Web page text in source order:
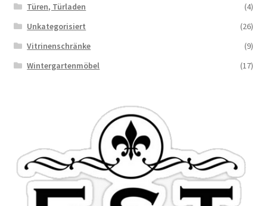
Türen, Türladen
(4)
Unkategorisiert
(26)
Vitrinenschränke
(9)
Wintergartenmöbel
(17)